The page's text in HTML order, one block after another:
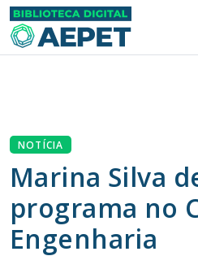
NOTÍCIA
Marina Silva
programa no
Engenharia